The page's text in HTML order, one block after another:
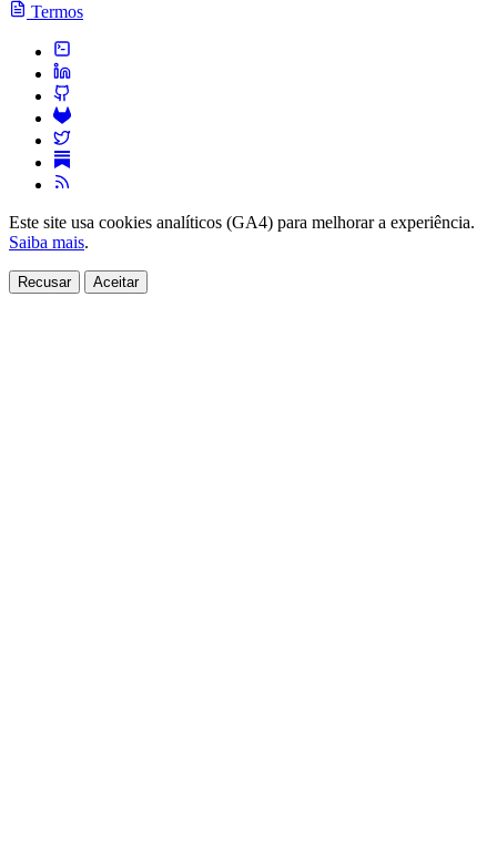
Termos
Este site usa cookies analíticos (GA4) para melhorar a experiência.
Saiba mais.
Recusar Aceitar